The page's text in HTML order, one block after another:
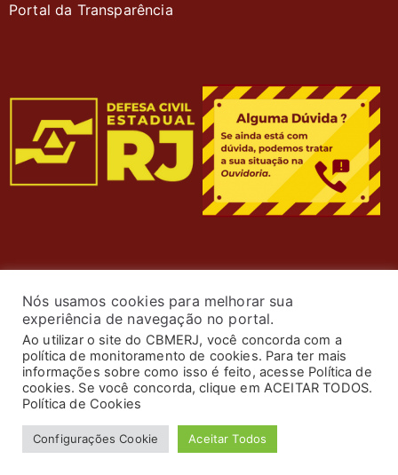
Portal da Transparência
© 2024 Corpo de Bombeiros Militar do Estado do Rio
de Janeiro. Todos os Direitos Reservados.
Desenvolvimento porASTI
Nós usamos cookies para melhorar sua
experiência de navegação no portal.
Ao utilizar o site do CBMERJ, você concorda com a
política de monitoramento de cookies. Para ter mais
informações sobre como isso é feito, acesse Política de
cookies. Se você concorda, clique em ACEITAR TODOS.
Política de Cookies
Configurações Cookie Aceitar Todos